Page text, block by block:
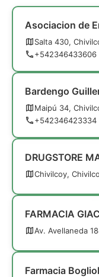
Asociacion de
Salta 430,
+542346433606
Bardengo
Maipú 34,
+542346423334
DRUGSTORE
Chivilcoy,
FARMACIA
Av. Avellaneda
Farmacia